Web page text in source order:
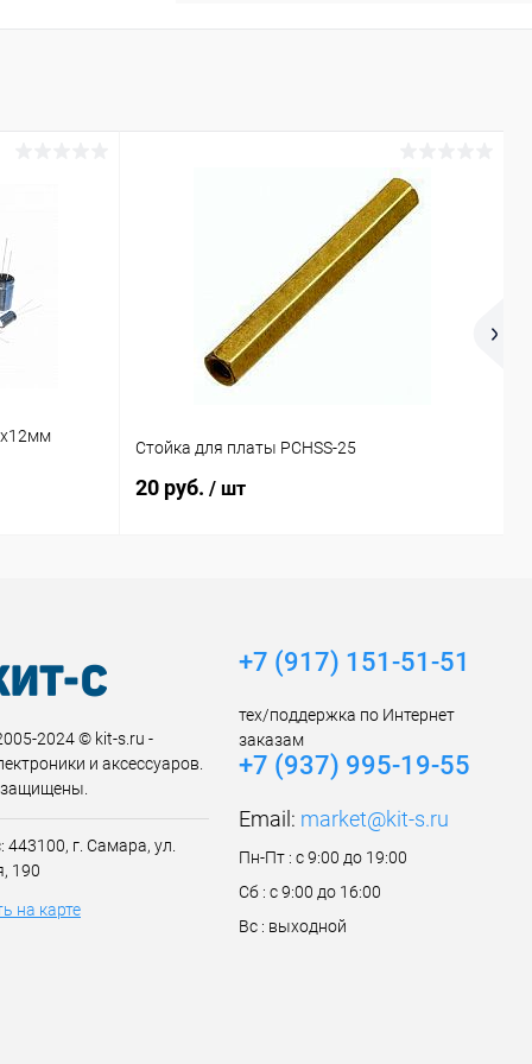
Стойка для платы PCHSS-25
20 руб. / шт
2024 © kit-s.ru -
и аксессуаров.
защищены.
443100, г. Самара, ул.
190
на карте
+7 (917) 151-51-51
тех/поддержка по Интернет
заказам
+7 (937) 995-19-55
Email: market@kit-s.ru
Пн-Пт : с 9:00 до 19:00
Сб : с 9:00 до 16:00
Вс : выходной